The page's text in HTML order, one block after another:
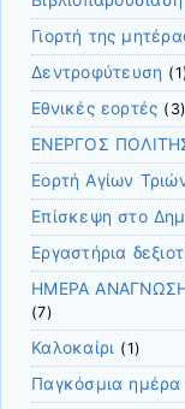
Γιορτή της
Δεντροφύτευση
Εθνικές εορτές (3)
ΕΝΕΡΓΟΣ
Εορτή Αγίων
Επίσκεψη στο
Εργαστήρια
ΗΜΕΡΑ
(7)
Καλοκαίρι (1)
Παγκόσμια ημέρα